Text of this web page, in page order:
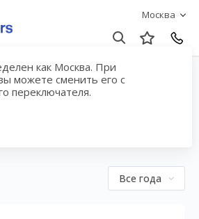
Москва
как Москва. При
можете сменить его с
переключателя.отчеты
– страница №4
Все года